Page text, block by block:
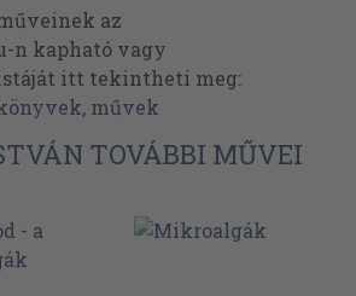
az
n kapható vagy
itt tekintheti meg:
művek
TOVÁBBI MŰVEI